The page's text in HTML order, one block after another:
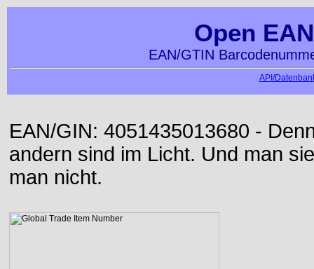
Open
EAN/GTIN
API/
EAN/GIN: 4051435013680 -
andern sind im Licht. Und man
man nicht.